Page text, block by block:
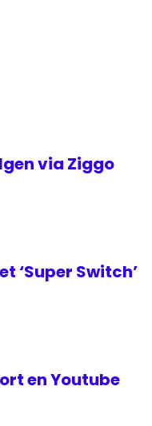
via Ziggo
‘Super Switch’
en Youtube